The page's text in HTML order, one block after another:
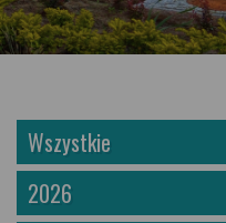
Wszystkie
2026